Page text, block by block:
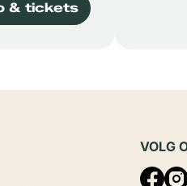
& tickets
VOLG